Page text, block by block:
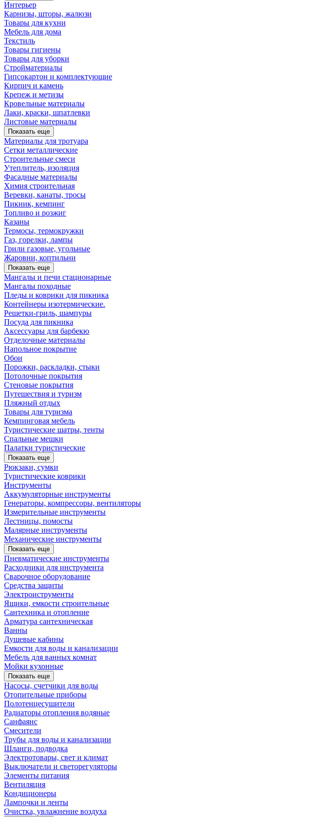
Интерьер
Карнизы, шторы, жалюзи
Товары для кухни
Мебель для дома
Текстиль
Товары гигиены
Товары для уборки
Стройматериалы
Гипсокартон и комплектующие
Кирпич и камень
Крепеж и метизы
Кровельные материалы
Лаки, краски, шпатлевки
Листовые материалы
Показать еще
Материалы для тротуара
Сетки металлические
Строительные смеси
Утеплитель, изоляция
Фасадные материалы
Химия строительная
Веревки, канаты, тросы
Пикник, кемпинг
Топливо и розжиг
Казаны
Термосы, термокружки
Газ, горелки, лампы
Грили газовые, угольные
Жаровни, коптильни
Показать еще
Мангалы и печи стационарные
Мангалы походные
Пледы и коврики для пикника
Контейнеры изотермические.
Решетки-гриль, шампуры
Посуда для пикника
Аксессуары для барбекю
Отделочные материалы
Напольное покрытие
Обои
Порожки, раскладки, стыки
Потолочные покрытия
Стеновые покрытия
Путешествия и туризм
Пляжный отдых
Товары для туризма
Кемпинговая мебель
Туристические шатры, тенты
Спальные мешки
Палатки туристические
Показать еще
Рюкзаки, сумки
Туристические коврики
Инструменты
Аккумуляторные инструменты
Генераторы, компрессоры, вентиляторы
Измерительные инструменты
Лестницы, помосты
Малярные инструменты
Механические инструменты
Показать еще
Пневматические инструменты
Расходники для инструмента
Сварочное оборудование
Средства защиты
Электроиструменты
Ящики, емкости строительные
Сантехника и отопление
Арматура сантехническая
Ванны
Душевые кабины
Емкости для воды и канализации
Мебель для ванных комнат
Мойки кухонные
Показать еще
Насосы, счетчики для воды
Отопительные приборы
Полотенцесушители
Радиаторы отопления водяные
Санфаянс
Смесители
Трубы для воды и канализации
Шланги, подводка
Электротовары, свет и климат
Выключатели и светорегуляторы
Элементы питания
Вентиляция
Кондиционеры
Лампочки и ленты
Очистка, увлажнение воздуха